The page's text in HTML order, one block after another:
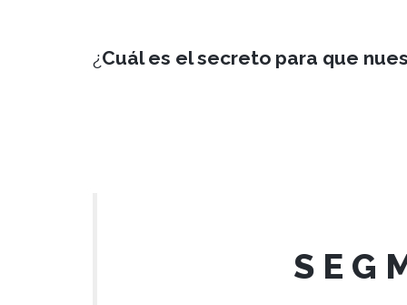
¿Cuál es el secreto para que
S E G